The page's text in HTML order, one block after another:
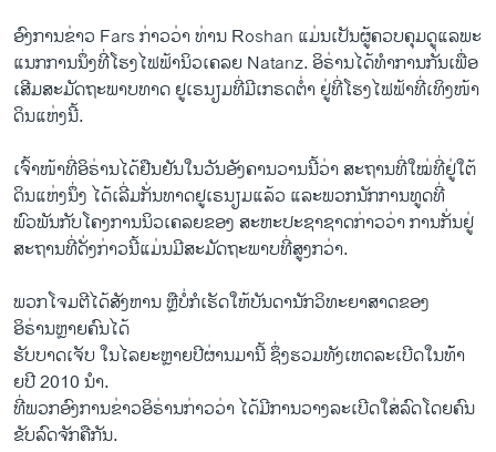
ອົງການຂາວ Fars ກ່າວ​ວາ ທານ Roshan ​ແມນ​ເປັນ​ຜູ​ຄວບ​ຄຸມ​ດູແລພະ​
ແນ​ກການ​ນຶ່ງທໂຮງ​ໄຟຟ້ານິວ​ເຄລຍ Natanz​. ອິຣານໄດ​ທຳ​ການ​ກັ່ນ​ເພື່ອ
ເສີມ​ສະມັດ​ຖະ​ພາບ​ທາດ​ ຢູ​ເຣນຽມທ​ມີເກຣດ​ຕ ຢູ່​ທີ່​ໂຮງ​ໄຟຟ້າ​ທີ່ເທິງ​ໜາ
ດິນແຫງນີ້.
ເຈົ້າໜ້າ​ທີ່ອິຣ່ານ​ໄດ​ຢືນຢັນໃນ​ວັນ​ອັງຄານວານ​ນີ້ວາ ສະຖານ​ທີ່​ໃໝ​ທຢູໃຕ​
ດິນ​ແຫ່ງ​ນຶ່ງ ​ໄດ​ເລ​ມກນ​ທາດ​ຢູ​ເຣນຽມ​ແລ້ວ ​ແລະພວກ​ນັກການ​ທູດ​ທ​
ພົວພັນ​ກັບໂຄງການນິວ​ເຄລຍຂອງ ສະຫະ​ປະຊາ​ຊາດກາວ​ວາ ການ​ກນ​ຢູ່​
ສະຖານ​ທີ່ດງກາວນີ້​ແມນ​ມີສະມັດ​ຖະພາບທ​ສູງ​ກວາ.
ພວກ​ໂຈມ​ຕີໄດ​ສັງຫານ ຫຼື​ບ​ກໍ​ເຮັດ​ໃຫ​ບັນດາ​ນັກວິທະຍາສາດ​ຂອງ​
ອິຣ່ານາຍ​ຄົນໄດ້
ຮັບບາດ​ເຈັບ​ ໃນໄລຍະາຍ​ປີຜານມາ​ນ ຊງ​ຮວມທັງເຫດລະ​ເບີ​ດ​ໃນ​ທາ​
ຍປີ 2010 ນຳ.
ທ​ພວກ​ອົງການ​ຂ່າວອິຣ່ານກ່າວ​ວາ ​ໄດ​ມີ​ການວາງ​ລະ​ເບີດ​ໃສ​ລົດໂດ​ຍ​ຄົນ​
ຂັບ​ລົດຈັກຄື​ກັນ.